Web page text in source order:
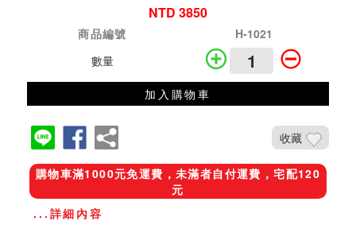
NTD 3850
商品編號
H-1021
數量
加入購物車
收藏
購物車滿1000元免運費，未滿者自付運費，宅配120
元
...詳細內容